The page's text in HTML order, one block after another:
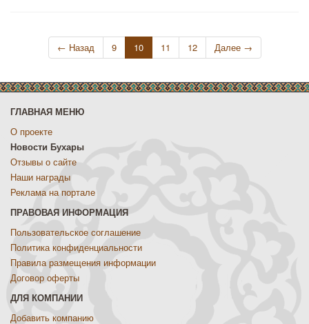
← Назад 9 10 11 12 Далее →
ГЛАВНАЯ МЕНЮ
О проекте
Новости Бухары
Отзывы о сайте
Наши награды
Реклама на портале
ПРАВОВАЯ ИНФОРМАЦИЯ
Пользовательское соглашение
Политика конфиденциальности
Правила размещения информации
Договор оферты
ДЛЯ КОМПАНИИ
Добавить компанию